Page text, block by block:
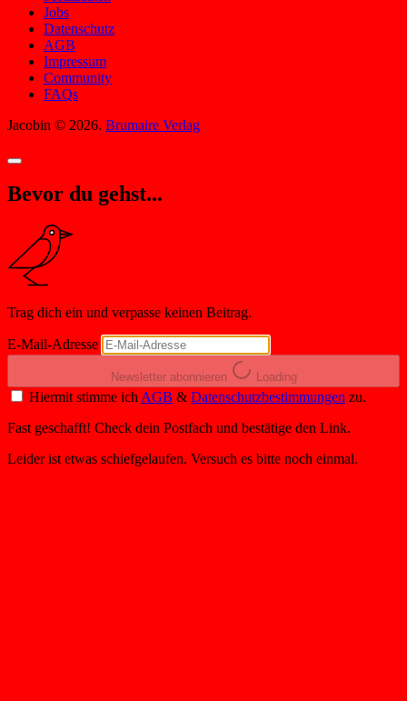
Jobs
Datenschutz
AGB
Impressum
Community
FAQs
Jacobin © 2026. Brumaire Verlag
Bevor du gehst...
Trag dich ein und verpasse keinen Beitrag.
E-Mail-Adresse
Newsletter abonnieren Loading
Hiermit stimme ich AGB & Datenschutzbestimmungen zu.
Fast geschafft! Check dein Postfach und bestätige den Link.
Leider ist etwas schiefgelaufen. Versuch es bitte noch einmal.